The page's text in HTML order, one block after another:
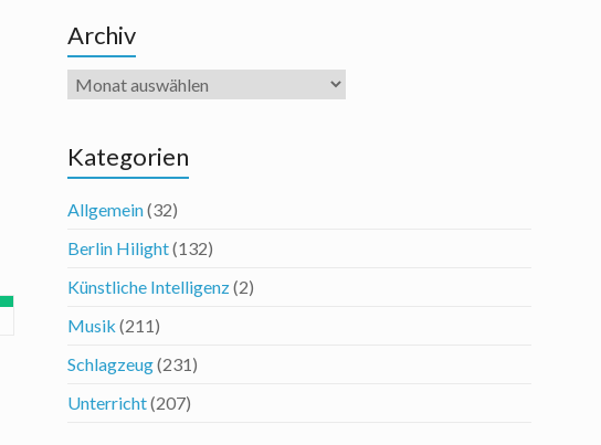
Archiv
Archiv
Kategorien
Allgemein(32)
Berlin Hilight(132)
Künstliche Intelligenz(2)
Musik (211)
Schlagzeug(231)
Unterricht(207)